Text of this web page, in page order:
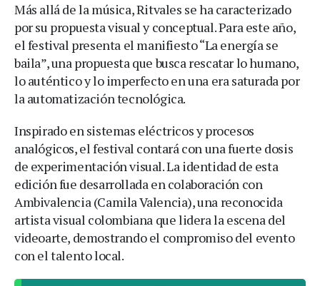
Más allá de la música, Ritvales se ha caracterizado
por su propuesta visual y conceptual. Para este año,
el festival presenta el manifiesto “La energía se
baila”, una propuesta que busca rescatar lo humano,
lo auténtico y lo imperfecto en una era saturada por
la automatización tecnológica.
Inspirado en sistemas eléctricos y procesos
analógicos, el festival contará con una fuerte dosis
de experimentación visual. La identidad de esta
edición fue desarrollada en colaboración con
Ambivalencia (Camila Valencia), una reconocida
artista visual colombiana que lidera la escena del
videoarte, demostrando el compromiso del evento
con el talento local.